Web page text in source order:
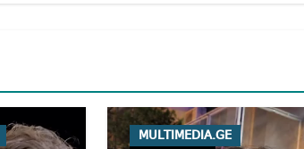
MULTIMEDIA.GE